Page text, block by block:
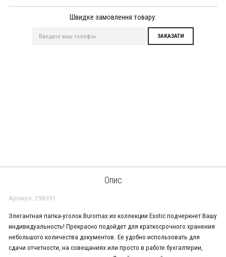
Швидке замовлення товару:
Опис
Артикул: 298391
Элегантная папка-уголок Buromax из коллекции Exotic подчеркнет Вашу
индивидуальность! Прекрасно подойдет для краткосрочного хранения
небольшого количества документов. Ее удобно использовать для
сдачи отчетности, на совещаниях или просто в работе бухгалтерии,